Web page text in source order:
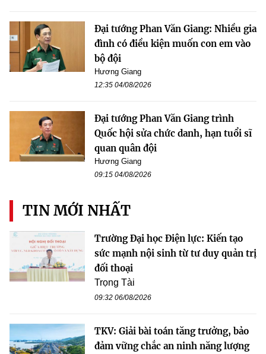
Đại tướng Phan Văn Giang: Nhiều gia
đình có điều kiện muốn con em vào
bộ đội
Hương Giang
12:35 04/08/2026
Đại tướng Phan Văn Giang trình
Quốc hội sửa chức danh, hạn tuổi sĩ
quan quân đội
Hương Giang
09:15 04/08/2026
TIN MỚI NHẤT
Trường Đại học Điện lực: Kiến tạo
sức mạnh nội sinh từ tư duy quản trị
đối thoại
Trọng Tài
09:32 06/08/2026
TKV: Giải bài toán tăng trưởng, bảo
đảm vững chắc an ninh năng lượng